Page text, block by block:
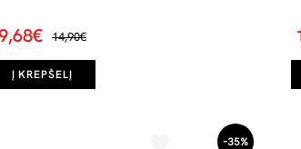
14,90€
Į KREPŠELĮ
-35%